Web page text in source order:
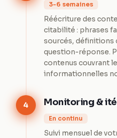
3-6 semaines
Réécriture des
citabilité : phrases
sourcés, définitions
question-réponse.
contenus couvrant
informationnelles
4 Monitoring &
En continu
Suivi mensuel de